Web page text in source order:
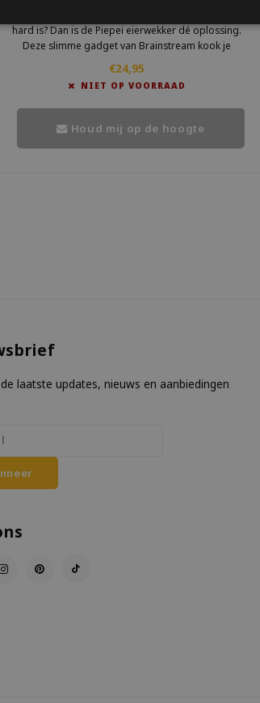
hard is? Dan is de Piepei eierwekker dé oplossing.
Deze slimme gadget van Brainstream kook je
hardheid bereikt, hoor je een herkenbaar
melodietje.
€24,95
NIET OP VOORRAAD
Houd mij op de hoogte
laatste updates, nieuws en aanbiedingen